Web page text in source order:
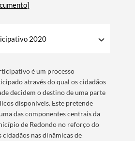
2020
é um processo
através do qual os cidadãos
decidem o destino de uma parte
disponíveis. Este pretende
das componentes centrais da
de Redondo no reforço do
nas dinâmicas de